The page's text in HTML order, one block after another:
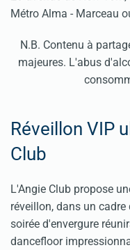
Métro Alma - Marceau
N.B. Contenu à
majeures. L'abus
Réveillon VIP
Club
L'Angie Club propose
réveillon, dans un
soirée d'envergure
dancefloor